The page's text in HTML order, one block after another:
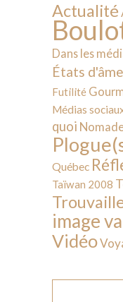
Actualité
Dans les
États
Futilité
Médias
quoi
Québec
Taïwan 2008
image
Vidéo